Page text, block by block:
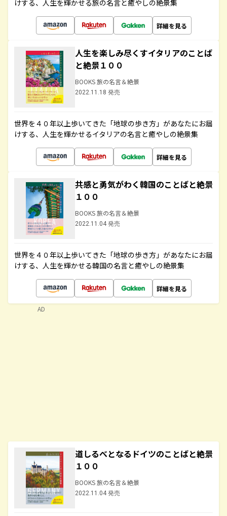
けする、人生を輝かせる旅の名言と癒やしの絶景集
詳細を見る
人生を楽しみ尽くすイタリアのことば
と絶景１００
BOOKS 旅の名言＆絶景
2022.11.18 発売
世界を４０年以上歩いてきた「地球の歩き方」があなたにお届
けする、人生を輝かせるイタリアの名言と癒やしの絶景集
詳細を見る
共感と勇気がわく韓国のことばと絶景
１００
BOOKS 旅の名言＆絶景
2022.11.04 発売
世界を４０年以上歩いてきた「地球の歩き方」があなたにお届
けする、人生を輝かせる韓国の名言と癒やしの絶景集
詳細を見る
道しるべとなるドイツのことばと絶景
１００
BOOKS 旅の名言＆絶景
2022.11.04 発売
AD